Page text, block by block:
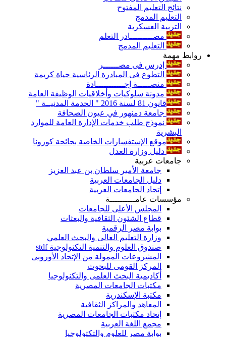
نتائج التعليم المفتوح
التعليم المدمج
التربية العسكرية
مصـــــــــادر التعلم
التعليم المدمج
روابط مهمة
إدرس فى مصــــــر
التطوع فى المبادرة الرئاسية حياة كريمة
منصـــــة إجـــــــــــادة
مدونة سلوكيات وأخلاقيات الوظيفة العامة
قانون 81 لسنة 2016 " الخدمة المدنيــة "
جامعة دمنهور في عيون الصحافة
نموذج طلب خدمات الإدارة العامة للموارد
البشرية
موقع الإستفسارات الخاصة بجائحة كورونا
دليل وزارة العدل
جامعات عربية
جامعة الأمير سلطان بن عبد العزيز
دليل الجامعات العربية
إتحاد الجامعات العربية
مؤسسات عامــــــــــة
المجلس الأعلى للجامعات
قطاع الشئون الثقافية والبعثات
بوابة مصر الرقمية
وزارة التعليم العالى والبحث العلمي
صندوق العلوم والتنمية التكنولوجية stdf
المشروعات الممولة من الإتحاد الأوروبى
المركز القومى للبحوث
أكاديمية البحث العلمى والتكنولوجيا
مكتبات الجامعات المصرية
مكتبة الإسكندرية
المعاهد والمراكز الثقافية
إتحاد مكتبات الجامعات المصرية
مجمع اللغة العربية
بوابة مصر للعلوم والتكتولوجيا